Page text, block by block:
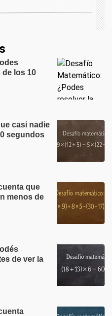
de los 10
casi nadie
segundos
que
menos de
de ver la